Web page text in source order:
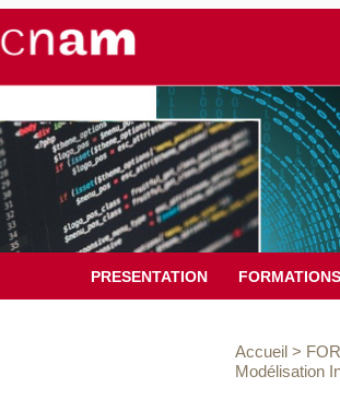
PRESENTATION FORMATIONS
Accueil >
Modélisation